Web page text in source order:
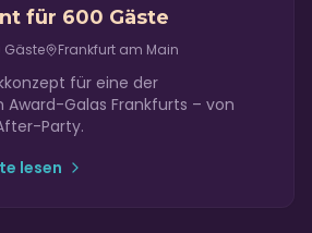
für 600 Gäste
Gäste Frankfurt am Main
für eine der
Galas Frankfurts – von
Party.
lesen